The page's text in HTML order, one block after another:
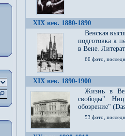
XIX век. 1880-1890
Венская
подготовка к
в Вене.
60 фото,
XIX век. 1890-1900
Жизнь в
свободы".
обозрение"
53 фото,